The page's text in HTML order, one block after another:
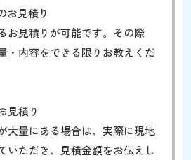
お見積り
お見積りが可能です。その際
・内容をできる限りお教えくだ
見積り
大量にある場合は、実際に現地
いただき、見積金額をお伝えし